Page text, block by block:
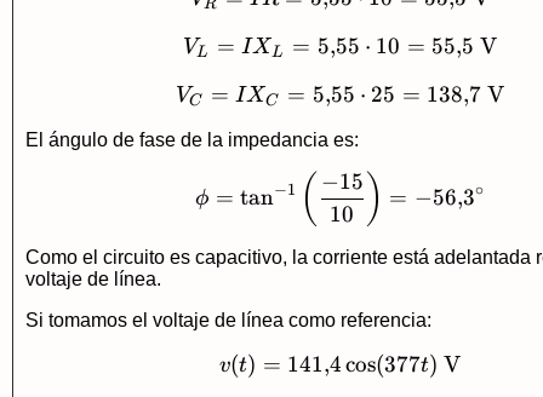
R
VL = IXL = 5,55 ⋅ 10 = 55,5 V
VC = IXC = 5,55 ⋅ 25 = 138,7 V
El ángulo de fase de la impedancia es:
\phi=\tan^{-
ϕ = tan−1 ( 10
−15 ) = −56,3∘
Como el circuito es capacitivo, la corriente está adelantada
voltaje de línea.
Si tomamos el voltaje de línea como referencia:
v(t) = 141,4cos(377t) V